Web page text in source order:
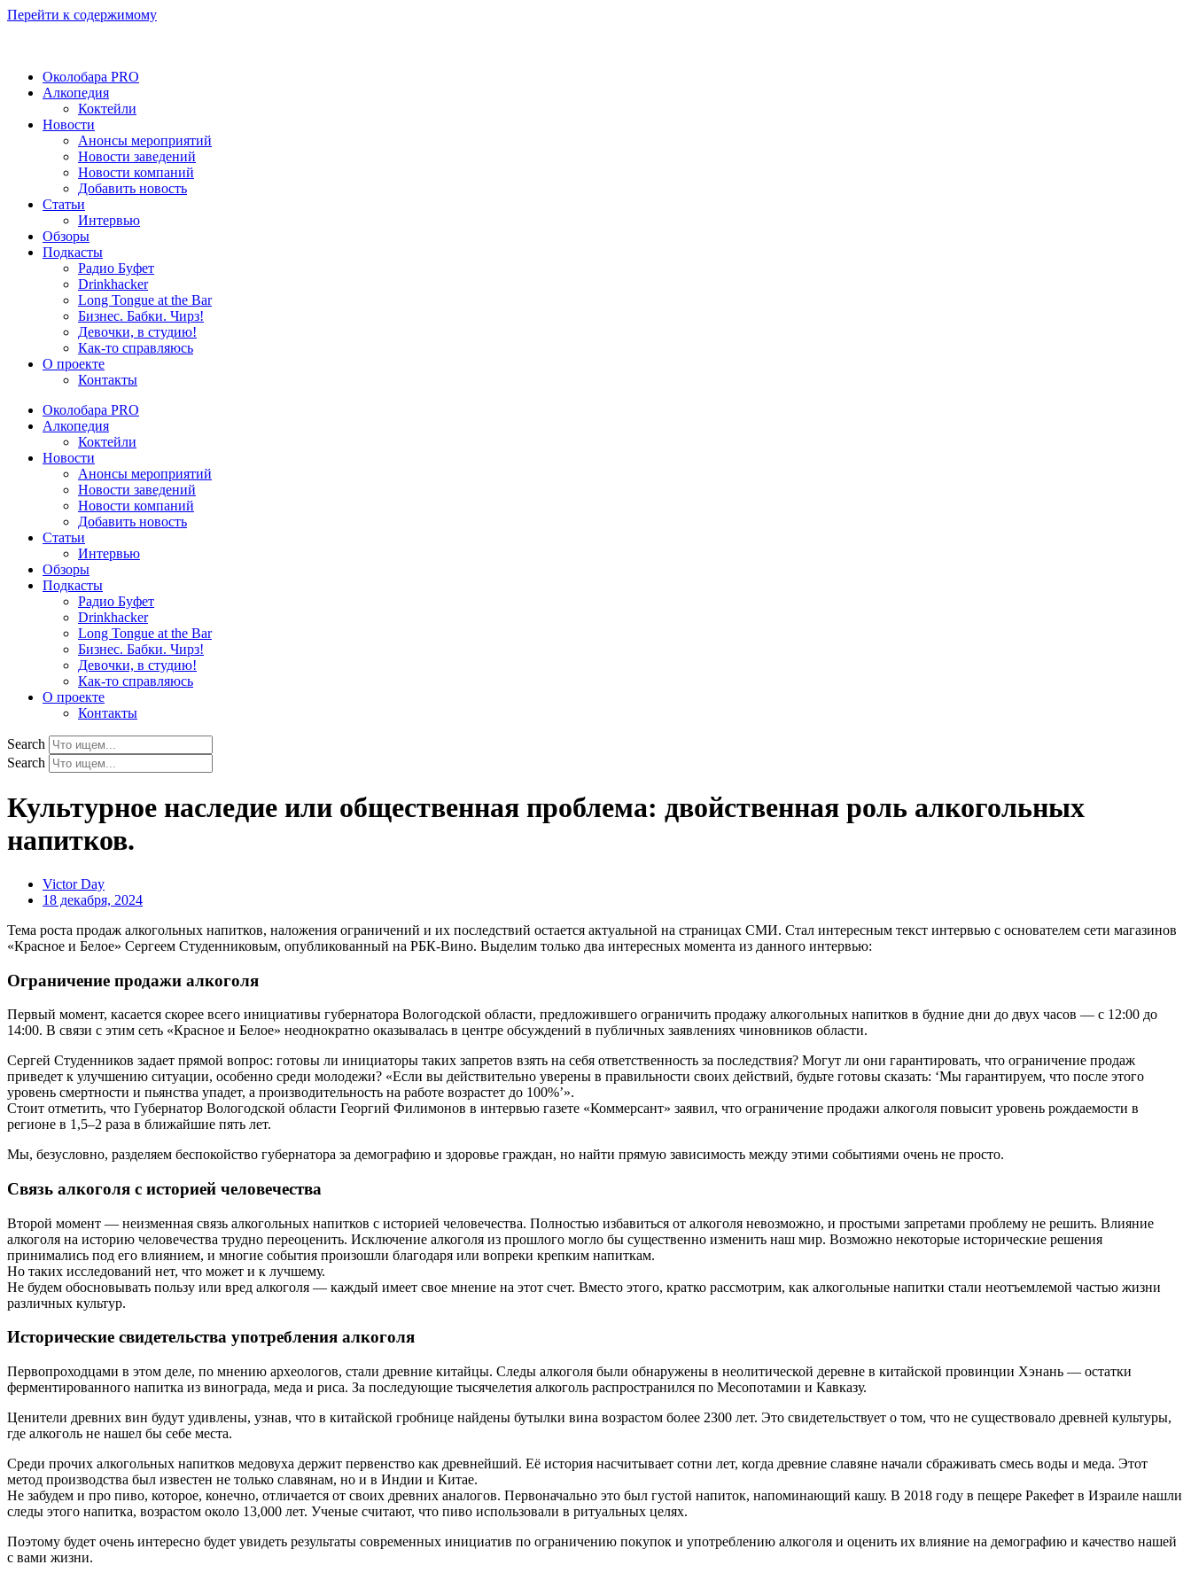
Перейти к содержимому
Околобара PRO
Алкопедия
Коктейли
Новости
Анонсы мероприятий
Новости заведений
Новости компаний
Добавить новость
Статьи
Интервью
Обзоры
Подкасты
Радио Буфет
Drinkhacker
Long Tongue at the Bar
Бизнес. Бабки. Чирз!
Девочки, в студию!
Как-то справляюсь
О проекте
Контакты
Околобара PRO
Алкопедия
Коктейли
Новости
Анонсы мероприятий
Новости заведений
Новости компаний
Добавить новость
Статьи
Интервью
Обзоры
Подкасты
Радио Буфет
Drinkhacker
Long Tongue at the Bar
Бизнес. Бабки. Чирз!
Девочки, в студию!
Как-то справляюсь
О проекте
Контакты
Search
Search
Культурное наследие или общественная проблема: двойственная роль алкогольных
напитков.
Victor Day
18 декабря, 2024
Тема роста продаж алкогольных напитков, наложения ограничений и их последствий остается актуальной на страницах СМИ. Стал интересным текст интервью с основателем сети магазинов
«Красное и Белое» Сергеем Студенниковым, опубликованный на РБК-Вино. Выделим только два интересных момента из данного интервью:
Ограничение продажи алкоголя
Первый момент, касается скорее всего инициативы губернатора Вологодской области, предложившего ограничить продажу алкогольных напитков в будние дни до двух часов — с 12:00 до
14:00. В связи с этим сеть «Красное и Белое» неоднократно оказывалась в центре обсуждений в публичных заявлениях чиновников области.
Сергей Студенников задает прямой вопрос: готовы ли инициаторы таких запретов взять на себя ответственность за последствия? Могут ли они гарантировать, что ограничение продаж
приведет к улучшению ситуации, особенно среди молодежи? «Если вы действительно уверены в правильности своих действий, будьте готовы сказать: ‘Мы гарантируем, что после этого
уровень смертности и пьянства упадет, а производительность на работе возрастет до 100%’».
Стоит отметить, что Губернатор Вологодской области Георгий Филимонов в интервью газете «Коммерсант» заявил, что ограничение продажи алкоголя повысит уровень рождаемости в
регионе в 1,5–2 раза в ближайшие пять лет.
Мы, безусловно, разделяем беспокойство губернатора за демографию и здоровье граждан, но найти прямую зависимость между этими событиями очень не просто.
Связь алкоголя с историей человечества
Второй момент — неизменная связь алкогольных напитков с историей человечества. Полностью избавиться от алкоголя невозможно, и простыми запретами проблему не решить. Влияние
алкоголя на историю человечества трудно переоценить. Исключение алкоголя из прошлого могло бы существенно изменить наш мир. Возможно некоторые исторические решения
принимались под его влиянием, и многие события произошли благодаря или вопреки крепким напиткам.
Но таких исследований нет, что может и к лучшему.
Не будем обосновывать пользу или вред алкоголя — каждый имеет свое мнение на этот счет. Вместо этого, кратко рассмотрим, как алкогольные напитки стали неотъемлемой частью жизни
различных культур.
Исторические свидетельства употребления алкоголя
Первопроходцами в этом деле, по мнению археологов, стали древние китайцы. Следы алкоголя были обнаружены в неолитической деревне в китайской провинции Хэнань — остатки
ферментированного напитка из винограда, меда и риса. За последующие тысячелетия алкоголь распространился по Месопотамии и Кавказу.
Ценители древних вин будут удивлены, узнав, что в китайской гробнице найдены бутылки вина возрастом более 2300 лет. Это свидетельствует о том, что не существовало древней культуры,
где алкоголь не нашел бы себе места.
Среди прочих алкогольных напитков медовуха держит первенство как древнейший. Её история насчитывает сотни лет, когда древние славяне начали сбраживать смесь воды и меда. Этот
метод производства был известен не только славянам, но и в Индии и Китае.
Не забудем и про пиво, которое, конечно, отличается от своих древних аналогов. Первоначально это был густой напиток, напоминающий кашу. В 2018 году в пещере Ракефет в Израиле нашли
следы этого напитка, возрастом около 13,000 лет. Ученые считают, что пиво использовали в ритуальных целях.
Поэтому будет очень интересно будет увидеть результаты современных инициатив по ограничению покупок и употреблению алкоголя и оценить их влияние на демографию и качество нашей
с вами жизни.